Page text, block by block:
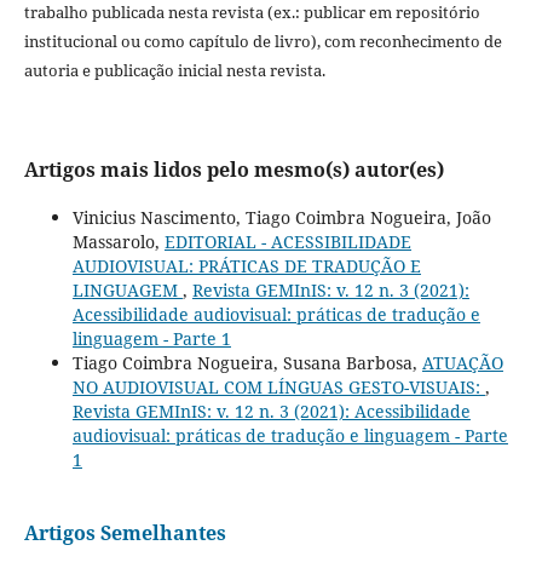
trabalho publicada nesta revista (ex.: publicar em repositório
institucional ou como capítulo de livro), com reconhecimento de
autoria e publicação inicial nesta revista.
Artigos mais lidos pelo mesmo(s) autor(es)
Vinicius Nascimento, Tiago Coimbra Nogueira, João
Massarolo, EDITORIAL - ACESSIBILIDADE
AUDIOVISUAL: PRÁTICAS DE TRADUÇÃO E
LINGUAGEM , Revista GEMInIS: v. 12 n. 3 (2021):
Acessibilidade audiovisual: práticas de tradução e
linguagem - Parte 1
Tiago Coimbra Nogueira, Susana Barbosa, ATUAÇÃO
NO AUDIOVISUAL COM LÍNGUAS GESTO-VISUAIS: ,
Revista GEMInIS: v. 12 n. 3 (2021): Acessibilidade
audiovisual: práticas de tradução e linguagem - Parte
1
Artigos Semelhantes